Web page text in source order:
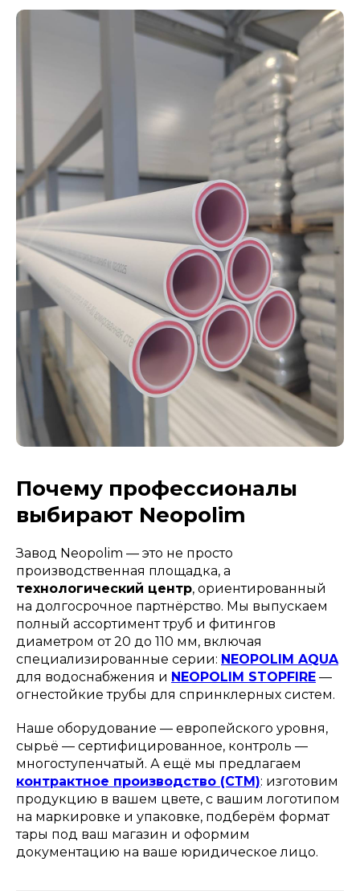
Почему профессионалы
выбирают Neopolim
Завод Neopolim — это не просто
производственная площадка, а
технологический центр, ориентированный
на долгосрочное партнёрство. Мы выпускаем
полный ассортимент труб и фитингов
диаметром от 20 до 110 мм, включая
специализированные серии: NEOPOLIM AQUA
для водоснабжения и NEOPOLIM STOPFIRE —
огнестойкие трубы для спринклерных систем.
Наше оборудование — европейского уровня,
сырьё — сертифицированное, контроль —
многоступенчатый. А ещё мы предлагаем
контрактное производство (СТМ): изготовим
продукцию в вашем цвете, с вашим логотипом
на маркировке и упаковке, подберём формат
тары под ваш магазин и оформим
документацию на ваше юридическое лицо.